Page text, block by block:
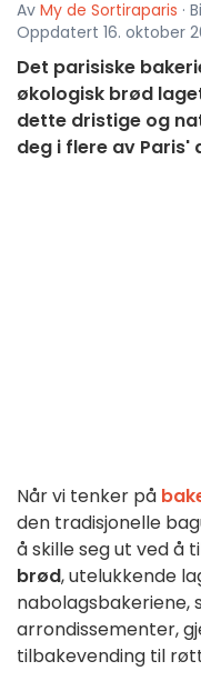
Av My de Sortiraparis ·
Oppdatert 16. oktober
Det parisiske
økologisk brød
dette dristige og
deg i flere av Paris'
Når vi tenker på
den tradisjonelle
å skille seg ut ved å
brød, utelukkende
nabolagsbakeriene,
arrondissementer,
tilbakevending til